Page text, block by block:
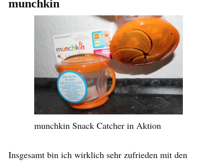
munchkin
munchkin Snack Catcher in Aktion
Insgesamt bin ich wirklich sehr zufrieden mit den